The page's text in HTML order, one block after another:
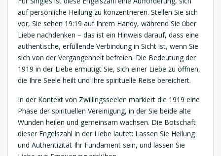
auf persönliche Heilung zu konzentrieren. Stellen Sie sich
vor, Sie sehen 19:19 auf Ihrem Handy, während Sie über
Liebe nachdenken – das ist ein Hinweis darauf, dass eine
authentische, erfüllende Verbindung in Sicht ist, wenn Sie
sich von der Vergangenheit befreien. Die Bedeutung der
1919 in der Liebe ermutigt Sie, sich einer Liebe zu öffnen,
die Ihre Seele heilt und Ihre spirituelle Reise bereichert.
In der Kontext von Zwillingsseelen markiert die 1919 eine
Phase der spirituellen Vereinigung, in der Sie beide alte
Wunden heilen und gemeinsam wachsen. Die Botschaft
dieser Engelszahl in der Liebe lautet: Lassen Sie Heilung
und Authentizität Ihr Fundament sein, und lassen Sie